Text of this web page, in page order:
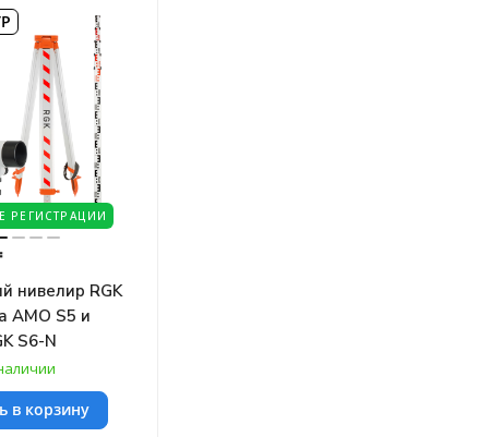
РЕГИСТРАЦИИ
нивелир RGK
AMO S5 и
S6-N
в корзину